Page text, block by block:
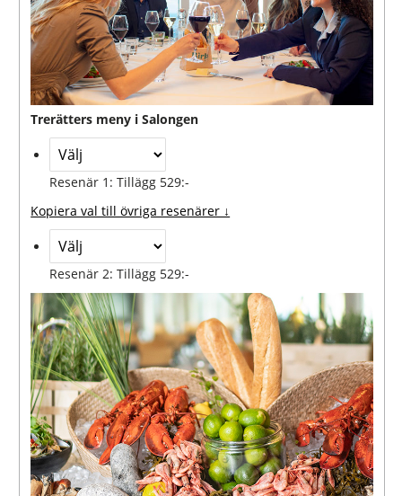
Trerätters meny i Salongen
Resenär 1: Tillägg 529:-
Kopiera val till övriga resenärer ↓
Resenär 2: Tillägg 529:-